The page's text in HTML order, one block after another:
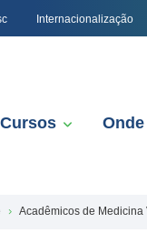
Internacionalização
Cursos
Acadêmicos de